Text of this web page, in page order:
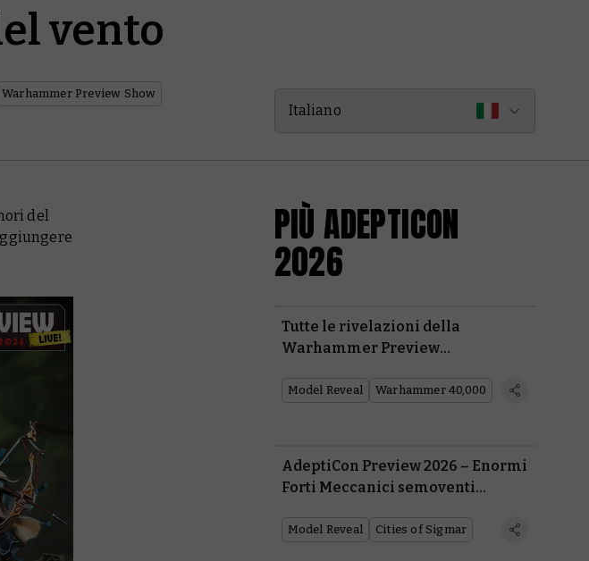
vento
Warhammer Preview Show
Italiano
del
PIÙ ADEPTICON
2026
Tutte le rivelazioni della
Warhammer Preview
Model Reveal Warhammer 40,000
AdeptiCon Preview 2026 – Enormi
Forti Meccanici semoventi
Sigmar
Model Reveal Cities of Sigmar